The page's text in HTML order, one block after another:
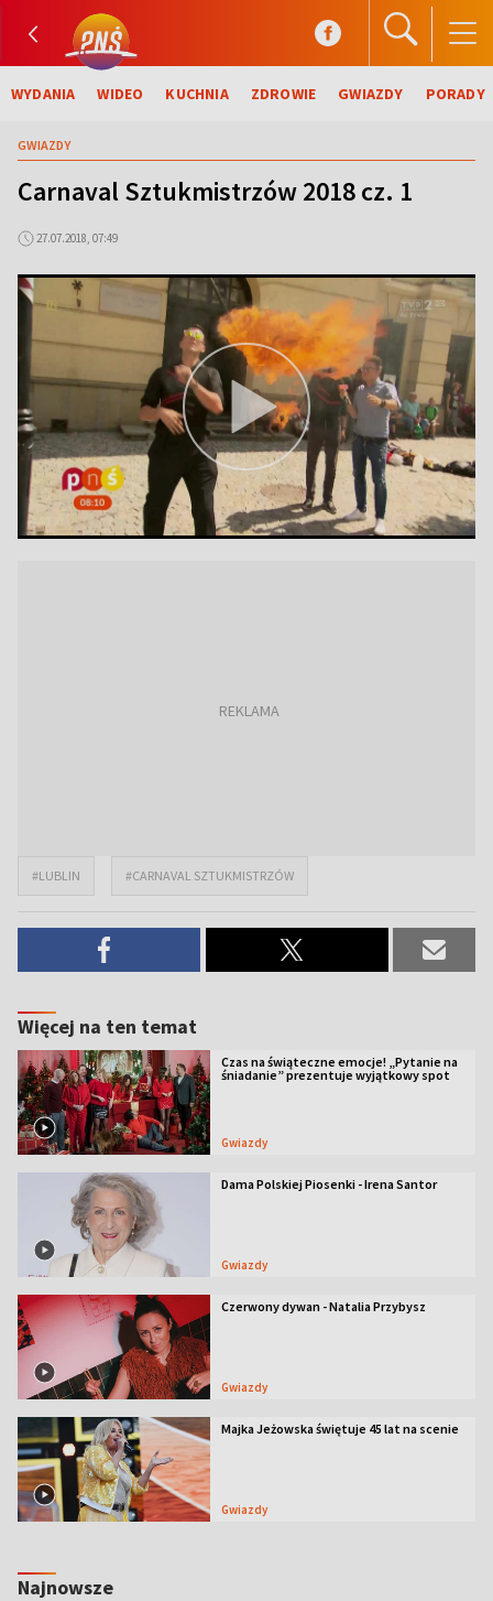
WYDANIA WIDEO KUCHNIA ZDROWIE GWIAZDY PORADY
GWIAZDY
Carnaval Sztukmistrzów 2018 cz. 1
27.07.2018, 07:49
#LUBLIN #CARNAVAL SZTUKMISTRZÓW
Więcej na ten temat
Czas na świąteczne emocje! „Pytanie na
śniadanie” prezentuje wyjątkowy spot
Gwiazdy
Dama Polskiej Piosenki - Irena Santor
Gwiazdy
Czerwony dywan - Natalia Przybysz
Gwiazdy
Majka Jeżowska świętuje 45 lat na scenie
Gwiazdy
Najnowsze